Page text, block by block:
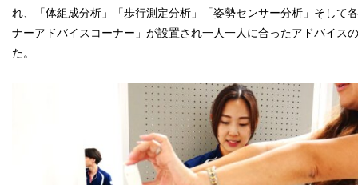
れ、「体組成分析」「歩行測定分析」「姿勢センサー分析」そして
ナーアドバイスコーナー」が設置され一人一人に合ったアドバイス
た。